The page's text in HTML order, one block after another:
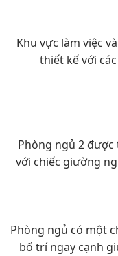
Khu vực làm việc
thiết kế với
Phòng ngủ 2
với chiếc giường
Phòng ngủ có một
bố trí ngay cạnh